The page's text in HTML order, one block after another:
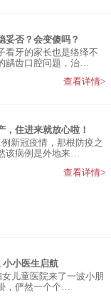
妥否？会变傻吗？
看牙的家长也是络绎不
龋齿口腔问题，治…
查看详情>
，住进来就放心啦！
新冠疫情，那根防疫之
该病例是外地来…
查看详情>
小小医生启航
儿童医院来了一波小朋
，俨然一个个…